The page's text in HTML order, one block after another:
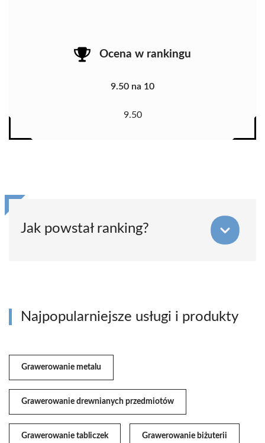
Ocena w rankingu
9.50 na 10
9.50
Jak powstał ranking?
Najpopularniejsze usługi i produkty
Grawerowanie metalu
Grawerowanie drewnianych przedmiotów
Grawerowanie tabliczek Grawerowanie biżuterii